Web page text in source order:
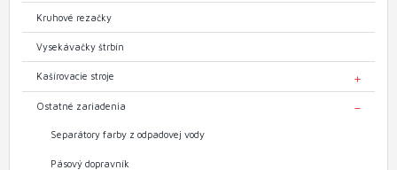
Kruhové rezačky
Vysekávačky štrbín
Kašírovacie stroje
Ostatné zariadenia
Separátory farby z odpadovej vody
Pásový dopravník